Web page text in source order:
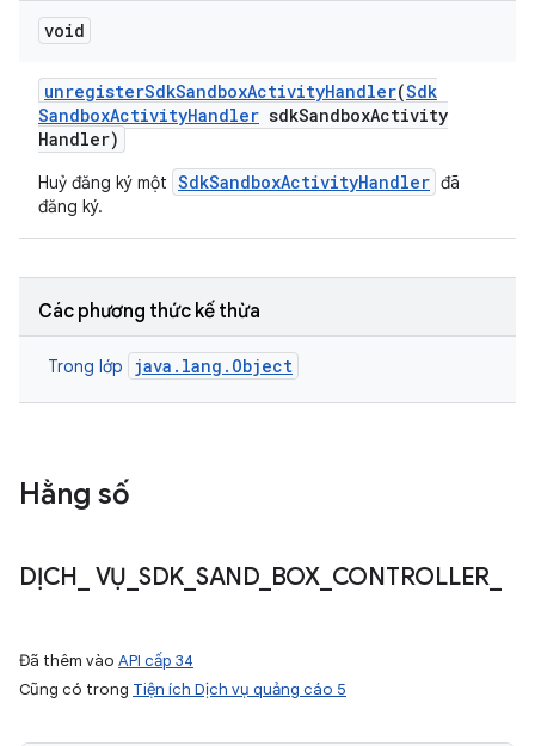
void
unregisterSdkSandboxActivityHandler(Sdk
SandboxActivityHandler sdkSandboxActivity
Handler)
Huỷ đăng ký một SdkSandboxActivityHandler đã
đăng ký.
Các phương thức kế thừa
Trong lớp java.lang.Object
Hằng số
DỊCH VỤ SDK SAND_ BOX_ CONTROLLER
Đã thêm vào API cấp 34
Cũng có trong Tiện ích Dịch vụ quảng cáo 5